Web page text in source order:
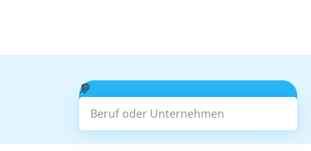
Beruf oder Unternehmen
Suchen